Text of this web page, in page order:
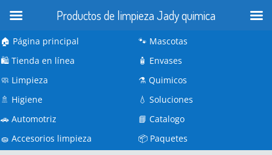
🏠 Página principal
🛍️ Tienda en línea
🧼 Limpieza
🚿 Higiene
🚗 Automotriz
🧽 Accesorios limpieza
🐾 Mascotas
🧴 Envases
⚗️ Quimicos
💧 Soluciones
📘 Catalogo
📦 Paquetes
Productos de limpieza Jady quimica